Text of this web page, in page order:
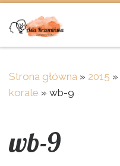
Skip to content
Strona główna » 2015 »
korale » wb-9
wb-9